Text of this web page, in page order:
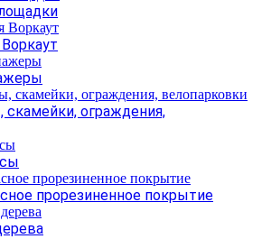
скамейки, ограждения,
прорезиненное покрытие